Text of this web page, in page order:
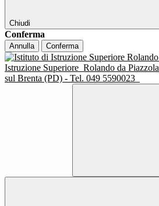
Chiudi
Conferma
Annulla Conferma
Istruzione Superiore Rolando da Piazzola
sul Brenta (PD) - Tel. 049 5590023